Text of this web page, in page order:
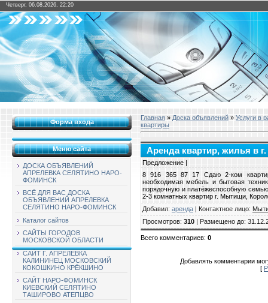
Четверг, 06.08.2026, 22:20
Форма входа
Меню сайта
ДОСКА ОБЪЯВЛЕНИЙ
АПРЕЛЕВКА СЕЛЯТИНО НАРО-
ФОМИНСК
ВСЁ ДЛЯ ВАС ДОСКА
ОБЪЯВЛЕНИЙ АПРЕЛЕВКА
СЕЛЯТИНО НАРО-ФОМИНСК
Каталог сайтов
САЙТЫ ГОРОДОВ
МОСКОВСКОЙ ОБЛАСТИ
САЙТ Г. АПРЕЛЕВКА
КАЛИНИНЕЦ МОСКОВСКИЙ
КОКОШКИНО КРЁКШИНО
САЙТ НАРО-ФОМИНСК
КИЕВСКИЙ СЕЛЯТИНО
ТАШИРОВО АТЕПЦВО
Главная » Доска объявлений » Услуги в
квартиры
Аренда квартир, жилья в
Предложение |
8 916 365 87 17 Сдаю 2-ком
необходимая мебель и бытовая
порядочную и платёжеспособную
2-3 комнатных квартир г. Мытищи,
Добавил: аренда | Контактное лицо:
Просмотров: 310 | Размещено до:
Всего комментариев: 0
Добавлять комментарии
[